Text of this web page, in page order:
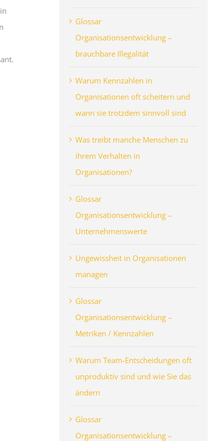
Glossar
Organisationsentwicklung –
brauchbare Illegalität
Warum Kennzahlen in
Organisationen oft scheitern und
wann sie trotzdem sinnvoll sind
Was treibt manche Menschen zu
ihrem Verhalten in
Organisationen?
Glossar
Organisationsentwicklung –
Unternehmenswerte
Ungewissheit in Organisationen
managen
Glossar
Organisationsentwicklung –
Metriken / Kennzahlen
Warum Team-Entscheidungen oft
unproduktiv sind und wie Sie das
ändern
Glossar
Organisationsentwicklung –